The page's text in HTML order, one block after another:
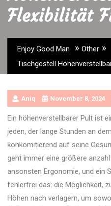
Flexibilität
Enjoy Good Man » Other »
Tischgestell
Aniq November 8, 2024
Ein höhenverstellbarer Pult ist
jeden, der lange Stunden an
konkomitierend auf seine
geht immer eine größere
ansonsten Ergonomie, und ein
fehlerfrei das: die Möglichkeit,
Höhen nach verlagern, um